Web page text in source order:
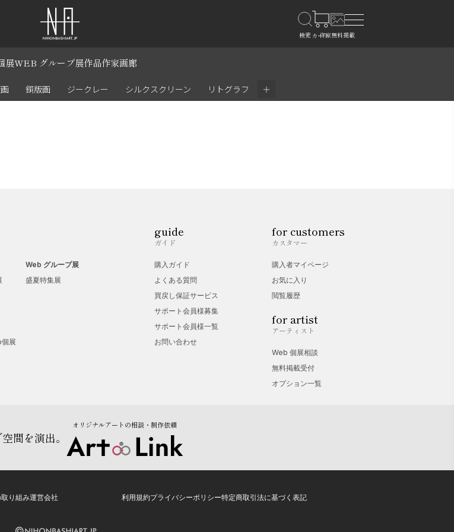
展WEB グループ展作品作家画廊
銅版画 ジークレー シルクスクリーン リトグラフ ＋
展
Web グループ展
盛夏特集展
guide
ガイド
購入ガイド
よくある質問
買戻し保証サービス
サポート会員様募集
サポート会員様一覧
お問い合わせ
for customers
カスタマー
購入者マイページ
お気に入り
閲覧履歴
for artist
アーティスト
Web 個展相談
無料掲載受付
オプション一覧
間を演出。
オリジナルアートの相談・制作依頼
り組み運営会社 利用規約プライバシーポリシー特定商取引法に基づく表記